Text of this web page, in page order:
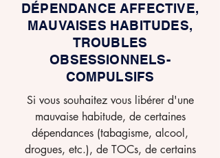
DÉPENDANCE AFFECTIVE,
MAUVAISES HABITUDES,
TROUBLES
OBSESSIONNELS-
COMPULSIFS
Si vous souhaitez vous libérer d'une
mauvaise habitude, de certaines
dépendances (tabagisme, alcool,
drogues, etc.), de TOCs, de certains